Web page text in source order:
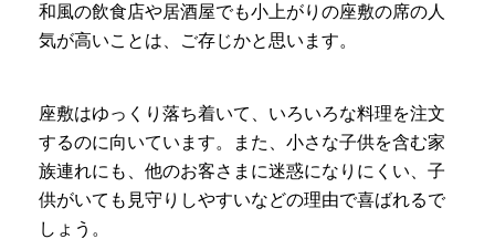
和風の飲食店や居酒屋でも小上がりの座敷の席の人
気が高いことは、ご存じかと思います。
座敷はゆっくり落ち着いて、いろいろな料理を注文
するのに向いています。また、小さな子供を含む家
族連れにも、他のお客さまに迷惑になりにくい、子
供がいても見守りしやすいなどの理由で喜ばれるで
しょう。